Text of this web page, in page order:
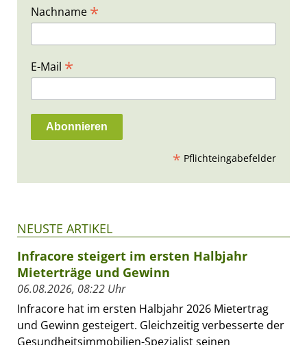
Nachname *
E-Mail *
* Pflichteingabefelder
NEUSTE ARTIKEL
Infracore steigert im ersten Halbjahr
Mieterträge und Gewinn
06.08.2026, 08:22 Uhr
Infracore hat im ersten Halbjahr 2026 Mietertrag
und Gewinn gesteigert. Gleichzeitig verbesserte der
Gesundheitsimmobilien-Spezialist seinen